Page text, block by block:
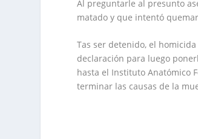
Al preguntarle al presunto
matado y que intentó
Tas ser detenido, el
declaración para luego
hasta el Instituto Anatómico
terminar las causas de la